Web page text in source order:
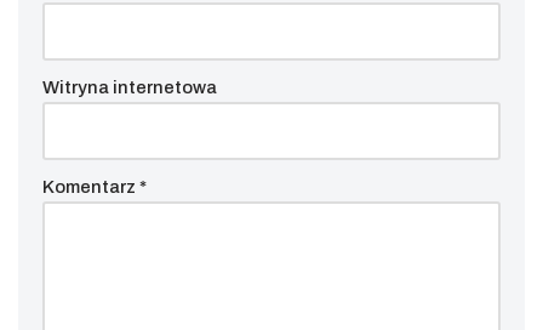
Witryna internetowa
Komentarz *